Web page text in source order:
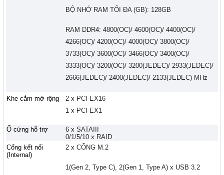
BỘ NHỚ RAM TỐI ĐA (GB): 128GB
RAM DDR4: 4800(OC)/ 4600(OC)/ 4400(OC)/
4266(OC)/ 4200(OC)/ 4000(OC)/ 3800(OC)/
3733(OC)/ 3600(OC)/ 3466(OC)/ 3400(OC)/
3333(OC)/ 3200(OC)/ 3200(JEDEC)/ 2933(JEDEC)/
2666(JEDEC)/ 2400(JEDEC)/ 2133(JEDEC) MHz
Khe cắm mở rộng
2 x PCI-EX16
1 x PCI-EX1
Ổ cứng hỗ trợ
6 x SATAIII
0/1/5/10 x RAID
Cổng kết nối
(Internal)
2 x CỔNG M.2
1(Gen 2, Type C), 2(Gen 1, Type A) x USB 3.2